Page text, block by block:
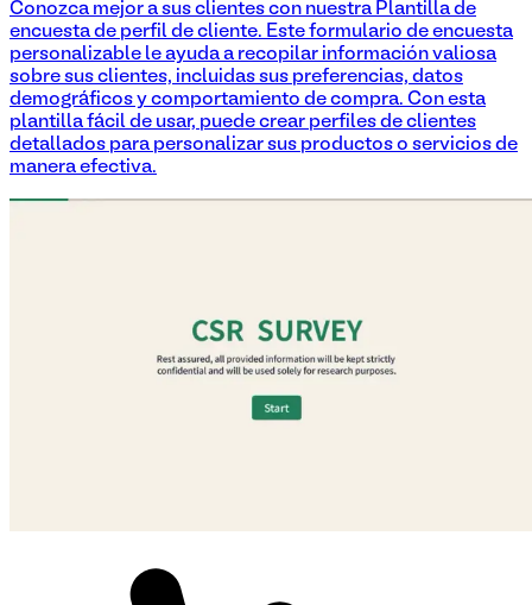
Conozca mejor a sus clientes con nuestra Plantilla de
encuesta de perfil de cliente. Este formulario de encuesta
personalizable le ayuda a recopilar información valiosa
sobre sus clientes, incluidas sus preferencias, datos
demográficos y comportamiento de compra. Con esta
plantilla fácil de usar, puede crear perfiles de clientes
detallados para personalizar sus productos o servicios de
manera efectiva.